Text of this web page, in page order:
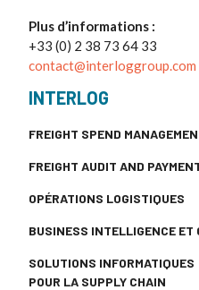
Plus d’informations :
+33 (0) 2 38 73 64 33
contact@interloggroup.com
INTERLOG
FREIGHT SPEND
FREIGHT AUDIT AND
OPÉRATIONS LOGISTIQUES
BUSINESS INTELLIGENCE ET
SOLUTIONS INFORMATIQUES
POUR LA SUPPLY CHAIN